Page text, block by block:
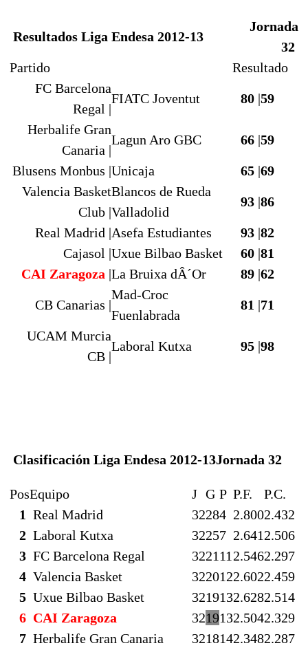
Resultados Liga Endesa 2012-13
Jornada
32
Partido
Resultado
FC Barcelona
Regal |
FIATC Joventut 80 |59
Herbalife Gran
Canaria |
Lagun Aro GBC 66 |59
Blusens Monbus |Unicaja 65 |69
Valencia Basket
Club |
Blancos de Rueda
Valladolid
93 |86
Real Madrid |Asefa Estudiantes 93 |82
Cajasol |Uxue Bilbao Basket 60 |81
CAI Zaragoza |La Bruixa dÂ´Or 89 |62
CB Canarias |
Mad-Croc
Fuenlabrada
81 |71
UCAM Murcia
CB |
Laboral Kutxa 95 |98
Clasificación Liga Endesa 2012-13Jornada 32
PosEquipo J G P P.F.
P.C.
1 Real Madrid 32284 2.8002.432
2 Laboral Kutxa 32257 2.6412.506
3 FC Barcelona Regal 322111 2.5462.297
4 Valencia Basket 3220122.6022.459
5 Uxue Bilbao Basket 3219132.6282.514
6 CAI Zaragoza 3219132.5042.329
7 Herbalife Gran Canaria 3218142.3482.287